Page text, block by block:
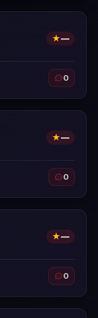
★—
0
★—
0
★—
0